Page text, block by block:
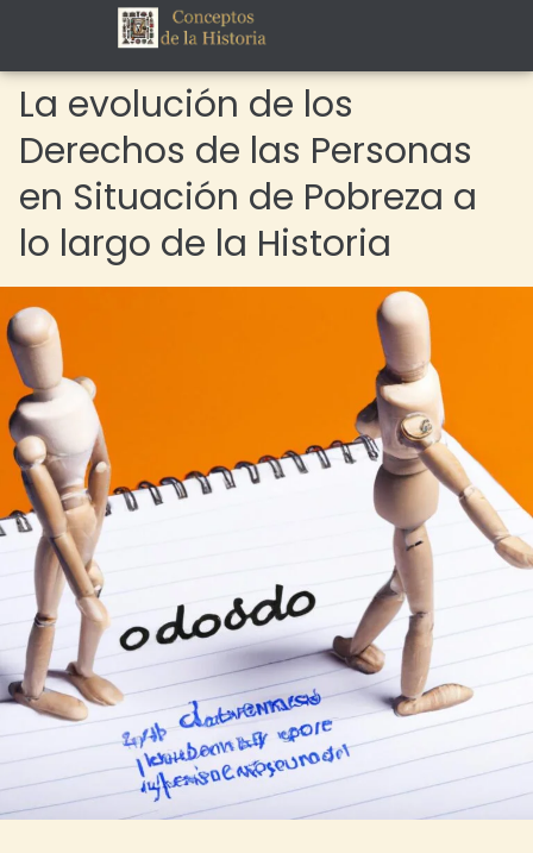
La evolución de los
Derechos de las Personas
en Situación de Pobreza a
lo largo de la Historia